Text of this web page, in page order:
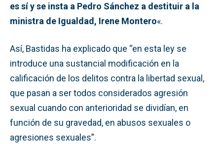
es sí y se insta a Pedro Sánchez a destituir a la
ministra de Igualdad, Irene Montero«.
Así, Bastidas ha explicado que “en esta ley se
introduce una sustancial modificación en la
calificación de los delitos contra la libertad sexual,
que pasan a ser todos considerados agresión
sexual cuando con anterioridad se dividían, en
función de su gravedad, en abusos sexuales o
agresiones sexuales”.